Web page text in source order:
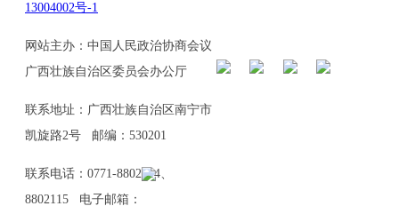
13004002号-1
网站主办：中国人民政治协商会议
广西壮族自治区委员会办公厅
联系地址：广西壮族自治区南宁市
凯旋路2号 邮编：530201
联系电话：0771-8802114、
8802115 电子邮箱：